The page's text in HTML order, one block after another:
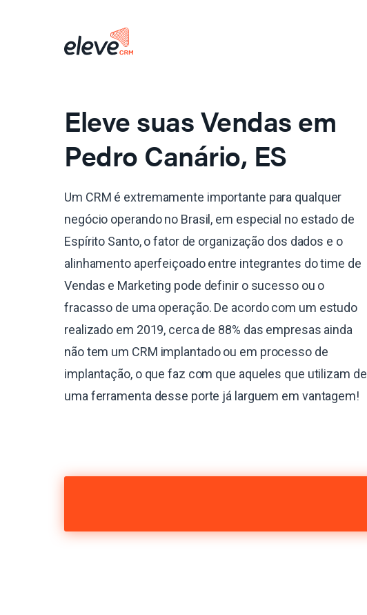
Eleve suas Vendas em
Pedro Canário, ES
Um CRM é extremamente importante para qualquer
negócio operando no Brasil, em especial no estado de
Espírito Santo, o fator de organização dos dados e o
alinhamento aperfeiçoado entre integrantes do time de
Vendas e Marketing pode definir o sucesso ou o
fracasso de uma operação. De acordo com um estudo
realizado em 2019, cerca de 88% das empresas ainda
não tem um CRM implantado ou em processo de
implantação, o que faz com que aqueles que utilizam de
uma ferramenta desse porte já larguem em vantagem!